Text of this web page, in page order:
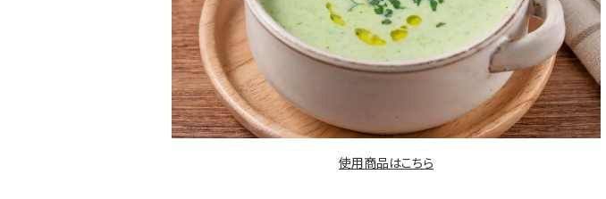
使用商品はこちら